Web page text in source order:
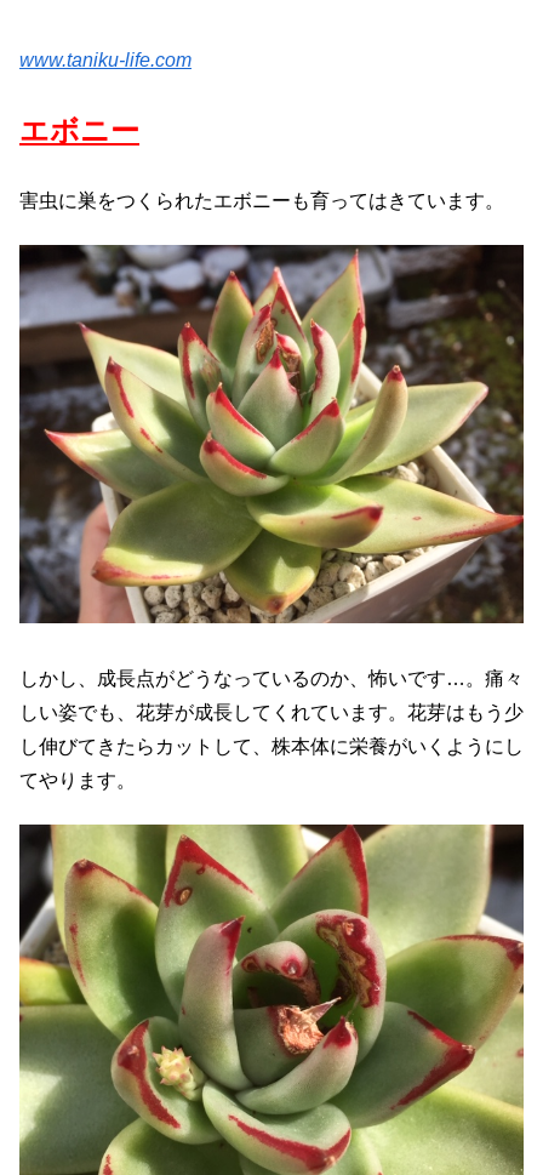
www.taniku-life.com
エボニー
害虫に巣をつくられたエボニーも育ってはきています。
しかし、成長点がどうなっているのか、怖いです…。痛々
しい姿でも、花芽が成長してくれています。花芽はもう少
し伸びてきたらカットして、株本体に栄養がいくようにし
てやります。